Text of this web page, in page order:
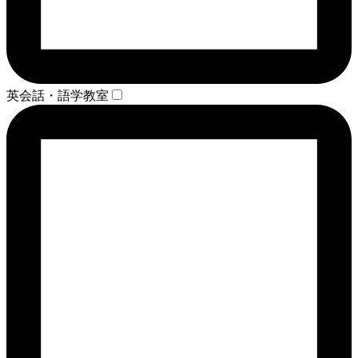
英会話・語学教室